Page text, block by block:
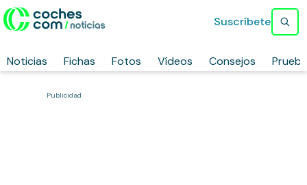
Noticias Fichas Fotos Vídeos Consejos
Suscríbete
Publicidad